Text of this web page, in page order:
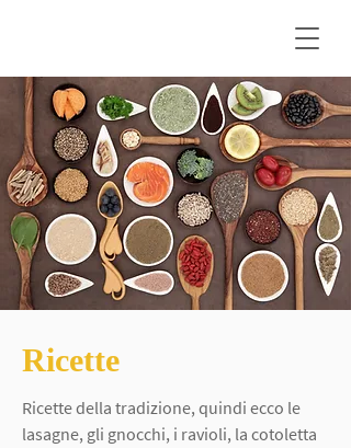
Ricette
Ricette della tradizione, quindi ecco le
lasagne, gli gnocchi, i ravioli, la cotoletta